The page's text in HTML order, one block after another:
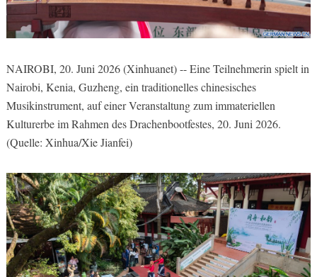
NAIROBI, 20. Juni 2026 (Xinhuanet) -- Eine Teilnehmerin spielt in
Nairobi, Kenia, Guzheng, ein traditionelles chinesisches
Musikinstrument, ​​auf einer Veranstaltung zum immateriellen
Kulturerbe im Rahmen des Drachenbootfestes, 20. Juni 2026.
(Quelle: Xinhua/Xie Jianfei)